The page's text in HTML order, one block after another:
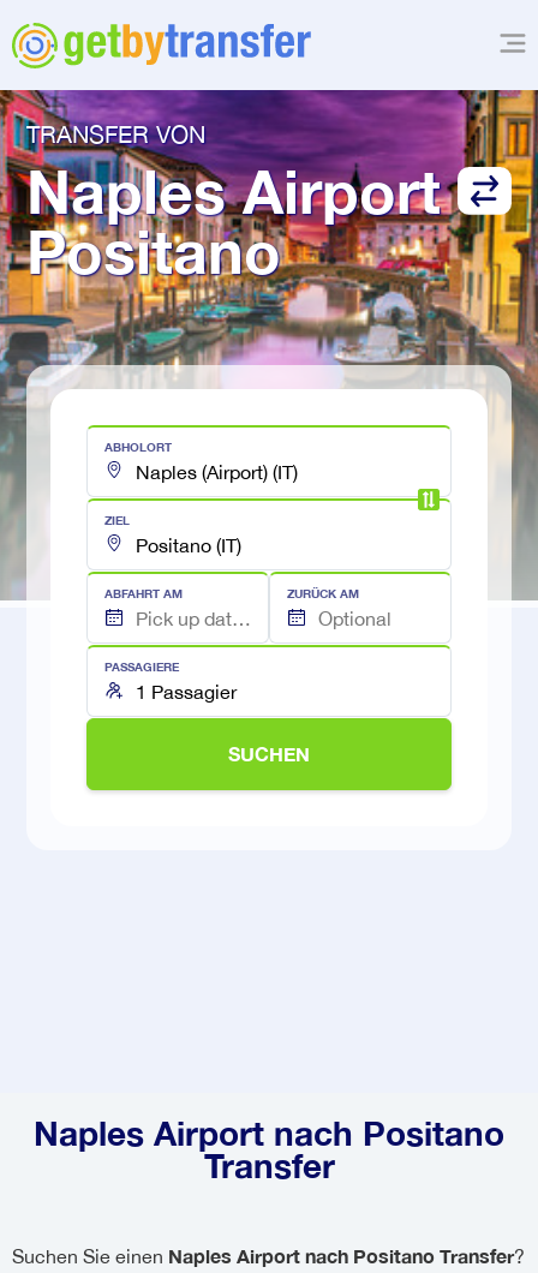
TRANSFER VON
Naples Airport
Positano
ABHOLORT
ZIEL
ABFAHRT AM ZURÜCK AM
PASSAGIERE
SUCHEN
Naples Airport nach Positano
Transfer
Suchen Sie einen Naples Airport nach Positano Transfer?